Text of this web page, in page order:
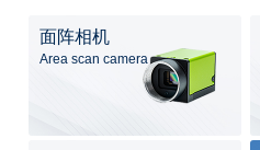
面阵相机
Area scan camera